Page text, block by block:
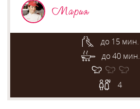
Мария
до 15 мин.
до 40 мин.
4